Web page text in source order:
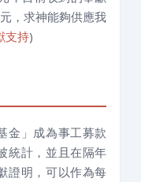
元，求神能夠供應我
支持)
金」成為事工募款
統計，並且在隔年
證明，可以作為每